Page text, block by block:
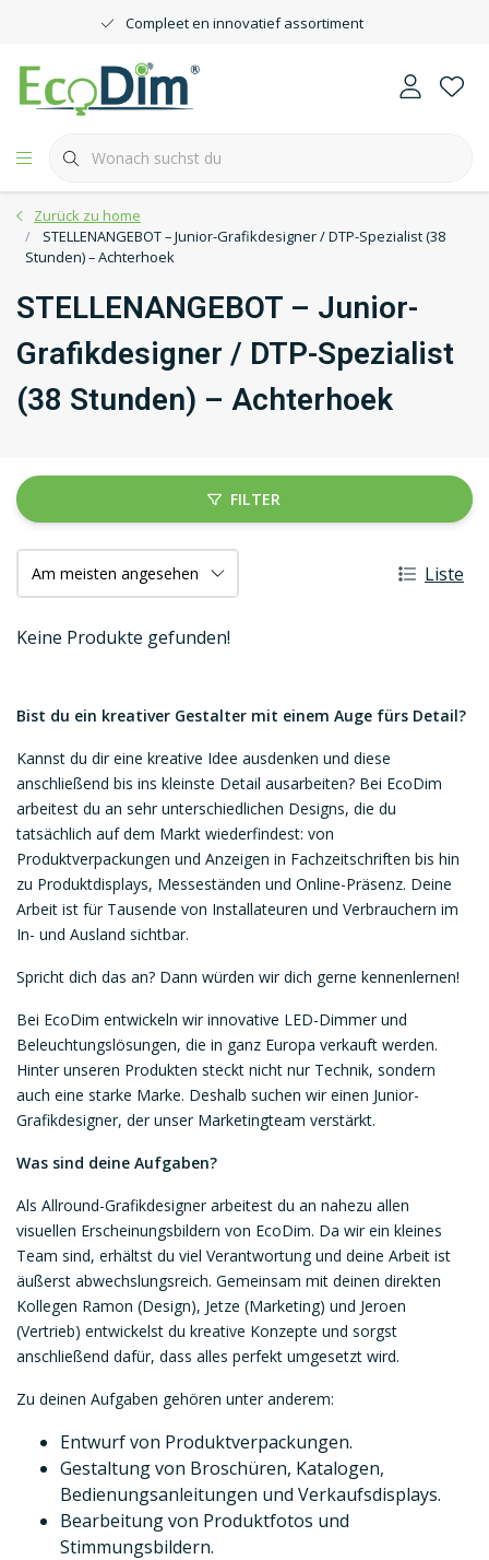
Compleet en innovatief assortiment
Zurück zu home
STELLENANGEBOT – Junior-Grafikdesigner / DTP-Spezialist (38
Stunden) – Achterhoek
STELLENANGEBOT – Junior-
Grafikdesigner / DTP-Spezialist
(38 Stunden) – Achterhoek
FILTER
Liste
Keine Produkte gefunden!
Bist du ein kreativer Gestalter mit einem Auge fürs Detail?
Kannst du dir eine kreative Idee ausdenken und diese
anschließend bis ins kleinste Detail ausarbeiten? Bei EcoDim
arbeitest du an sehr unterschiedlichen Designs, die du
tatsächlich auf dem Markt wiederfindest: von
Produktverpackungen und Anzeigen in Fachzeitschriften bis hin
zu Produktdisplays, Messeständen und Online-Präsenz. Deine
Arbeit ist für Tausende von Installateuren und Verbrauchern im
In- und Ausland sichtbar.
Spricht dich das an? Dann würden wir dich gerne kennenlernen!
Bei EcoDim entwickeln wir innovative LED-Dimmer und
Beleuchtungslösungen, die in ganz Europa verkauft werden.
Hinter unseren Produkten steckt nicht nur Technik, sondern
auch eine starke Marke. Deshalb suchen wir einen Junior-
Grafikdesigner, der unser Marketingteam verstärkt.
Was sind deine Aufgaben?
Als Allround-Grafikdesigner arbeitest du an nahezu allen
visuellen Erscheinungsbildern von EcoDim. Da wir ein kleines
Team sind, erhältst du viel Verantwortung und deine Arbeit ist
äußerst abwechslungsreich. Gemeinsam mit deinen direkten
Kollegen Ramon (Design), Jetze (Marketing) und Jeroen
(Vertrieb) entwickelst du kreative Konzepte und sorgst
anschließend dafür, dass alles perfekt umgesetzt wird.
Zu deinen Aufgaben gehören unter anderem:
Entwurf von Produktverpackungen.
Gestaltung von Broschüren, Katalogen,
Bedienungsanleitungen und Verkaufsdisplays.
Bearbeitung von Produktfotos und
Stimmungsbildern.